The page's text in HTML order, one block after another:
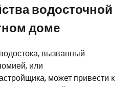
водосточной
доме
вызванный
или
может привести к